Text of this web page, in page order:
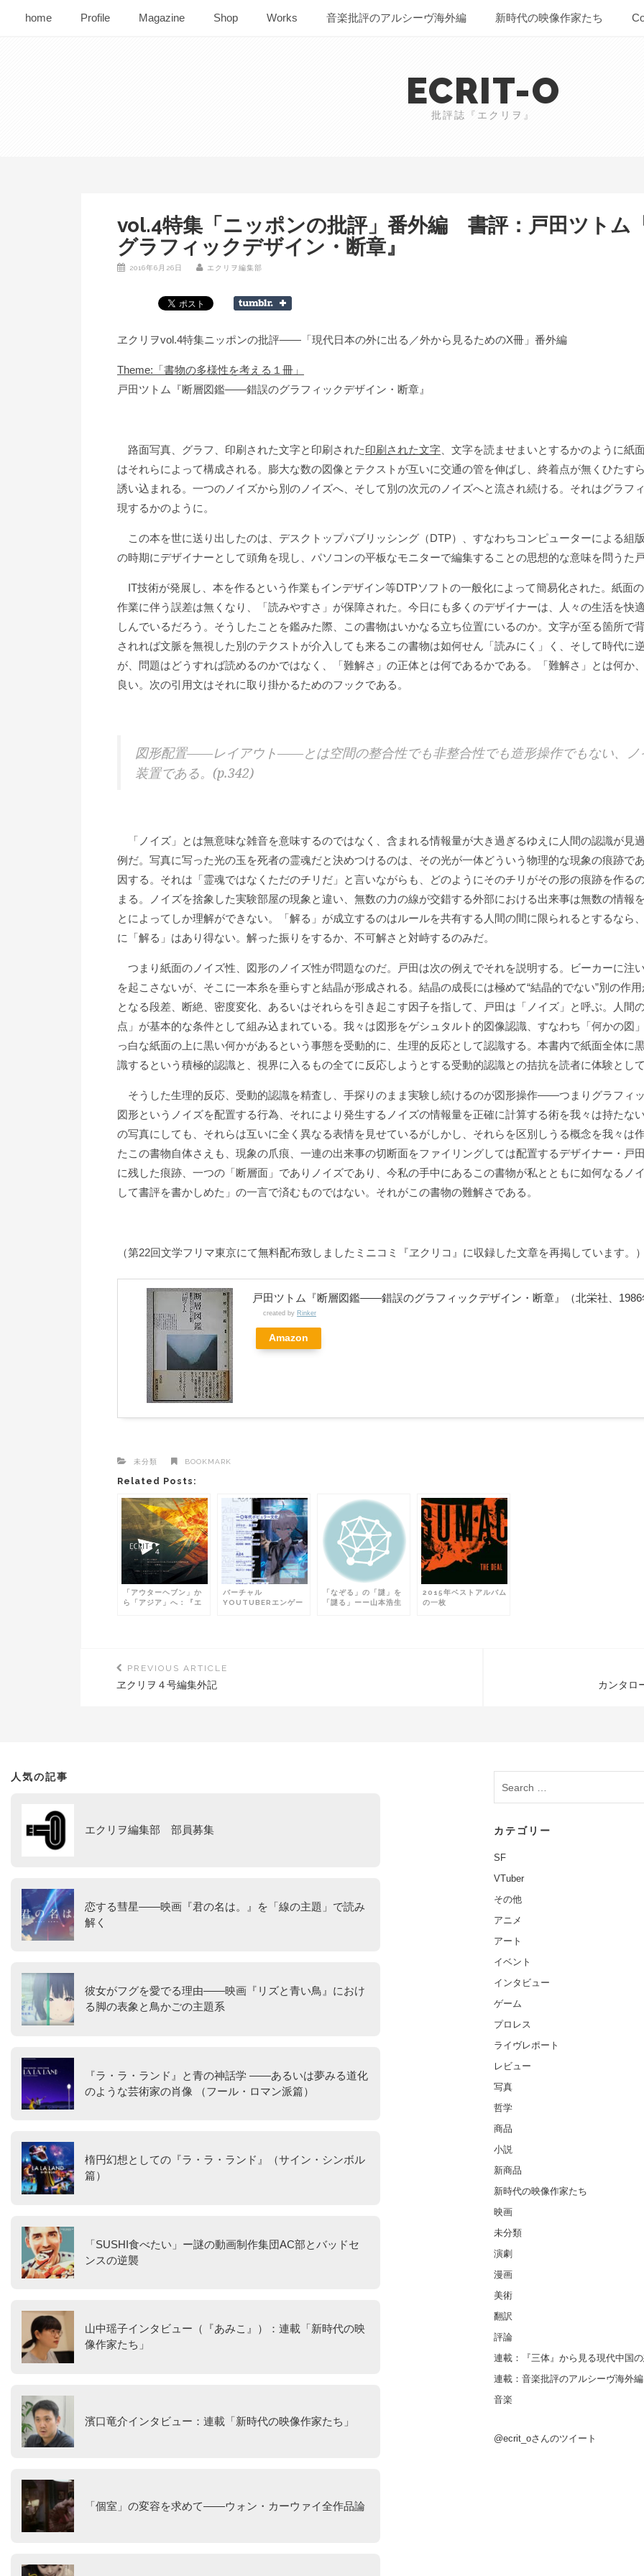
home Profile Magazine Shop Works 音楽批評のアルシーヴ海外編 新時代の映像作家たち
ECRIT-O
批評誌『エクリヲ』
vol.4特集「ニッポンの批評」番外編 書評：戸田ツト
グラフィックデザイン・断章』
2016年6月26日 エクリヲ編集部
ヱクリヲvol.4特集ニッポンの批評――「現代日本の外に出る／外から見るためのX冊」番外編
Theme:「書物の多様性を考える１冊」
戸田ツトム『断層図鑑――錯誤のグラフィックデザイン・断章』
路面写真、グラフ、印刷された文字と印刷された印刷された文字 、文字を読ませまいとするかのように
はそれらによって構成される。膨大な数の図像とテクストが互いに交通の管を伸ばし、終着点が無くひたす
誘い込まれる。一つのノイズから別のノイズへ、そして別の次元のノイズへと流され続ける。それはグラフ
現するかのように。
この本を世に送り出したのは、デスクトップパブリッシング（DTP）、すなわちコンピューターによる組
の時期にデザイナーとして頭角を現し、パソコンの平板なモニターで編集することの思想的な意味を問うた
IT技術が発展し、本を作るという作業もインデザイン等DTPソフトの一般化によって簡易化された。紙面
作業に伴う誤差は無くなり、「読みやすさ」が保障された。今日にも多くのデザイナーは、人々の生活を快
しんでいるだろう。そうしたことを鑑みた際、この書物はいかなる立ち位置にいるのか。文字が至る箇所で
されれば文脈を無視した別のテクストが介入しても来るこの書物は如何せん「読みにく」く、そして時代に
が、問題はどうすれば読めるのかではなく、「難解さ」の正体とは何であるかである。「難解さ」とは何か
良い。次の引用文はそれに取り掛かるためのフックである。
図形配置――レイアウト――とは空間の整合性でも非整合性でも造形操作でもない、ノ
装置である。(p.342)
「ノイズ」とは無意味な雑音を意味するのではなく、含まれる情報量が大き過ぎるゆえに人間の認識が見
例だ。写真に写った光の玉を死者の霊魂だと決めつけるのは、その光が一体どういう物理的な現象の痕跡で
因する。それは「霊魂ではなくただのチリだ」と言いながらも、どのようにそのチリがその形の痕跡を作る
まる。ノイズを捨象した実験部屋の現象と違い、無数の力の線が交錯する外部における出来事は無数の情報
とによってしか理解ができない。「解る」が成立するのはルールを共有する人間の間に限られるとするなら
に「解る」はあり得ない。解った振りをするか、不可解さと対峙するのみだ。
つまり紙面のノイズ性、図形のノイズ性が問題なのだ。戸田は次の例えでそれを説明する。ビーカーに注
を起こさないが、そこに一本糸を垂らすと結晶が形成される。結晶の成長には極めて“結晶的でない”別の作
となる段差、断絶、密度変化、あるいはそれらを引き起こす因子を指して、戸田は「ノイズ」と呼ぶ。人間
点」が基本的な条件として組み込まれている。我々は図形をゲシュタルト的図像認識、すなわち「何かの図
っ白な紙面の上に黒い何かがあるという事態を受動的に、生理的反応として認識する。本書内で紙面全体に
識するという積極的認識と、視界に入るもの全てに反応しようとする受動的認識との拮抗を読者に体験とし
そうした生理的反応、受動的認識を精査し、手探りのまま実験し続けるのが図形操作――つまりグラフィ
図形というノイズを配置する行為、それにより発生するノイズの情報量を正確に計算する術を我々は持たな
の写真にしても、それらは互いに全く異なる表情を見せているがしかし、それらを区別しうる概念を我々は
たこの書物自体さえも、現象の爪痕、一連の出来事の切断面をファイリングしては配置するデザイナー・戸
に残した痕跡、一つの「断層面」でありノイズであり、今私の手中にあるこの書物が私とともに如何なるノ
して書評を書かしめた」の一言で済むものではない。それがこの書物の難解さである。
（第22回文学フリマ東京にて無料配布致しましたミニコミ『ヱクリコ』に収録した文章を再掲しています。
戸田ツトム『断層図鑑――錯誤のグラフィックデザイン・断章』（北栄社、1986
created by Rinker
Amazon
未分類 BOOKMARK
Related Posts:
「アウターヘブン」か
ら「アジア」へ：『エ
バーチャル
YOUTUBERエンゲー
「なぞる」の「謎」を
「謎る」ーー山本浩生
2015年ベストアルバム
の一枚
PREVIOUS ARTICLE
ヱクリヲ４号編集外記 カンタロ
人気の記事
エクリヲ編集部 部員募集
恋する彗星――映画『君の名は。』を「線の主題」で読み
解く
彼女がフグを愛でる理由――映画『リズと青い鳥』におけ
る脚の表象と鳥かごの主題系
『ラ・ラ・ランド』と青の神話学 ――あるいは夢みる道化
のような芸術家の肖像 （フール・ロマン派篇）
楕円幻想としての『ラ・ラ・ランド』（サイン・シンボル
篇）
「SUSHI食べたい」ー謎の動画制作集団AC部とバッドセ
ンスの逆襲
山中瑶子インタビュー（『あみこ』）：連載「新時代の映
像作家たち」
濱口竜介インタビュー：連載「新時代の映像作家たち」
「個室」の変容を求めて――ウォン・カーウァイ全作品論
カテゴリー
SF
VTuber
その他
アニメ
アート
イベント
インタビュー
ゲーム
プロレス
ライヴレポート
レビュー
写真
哲学
商品
小説
新商品
新時代の映像作家たち
映画
未分類
演劇
漫画
美術
翻訳
評論
連載：『三体』から見る現代中国
連載：音楽批評のアルシーヴ海外編
音楽
@ecrit_oさんのツイート